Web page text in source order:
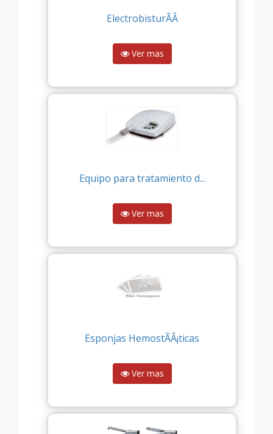
ElectrobisturÃÂ­
Ver mas
Equipo para tratamiento d...
Ver mas
Esponjas HemostÃÂ¡ticas
Ver mas